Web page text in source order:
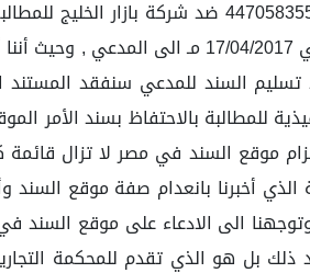
وتاريخ 21/05/1444 هــ القاضي برد حيازة
تسليم السند للمدعي سنفقد
للمطالبة بالاحتفاظ بسند
موقع السند في مصر لا تزال قائمة
أخبرنا بانعدام صفة موقع السند
الى الادعاء على موقع السند في
بل هو الذي تقدم للمحكمة